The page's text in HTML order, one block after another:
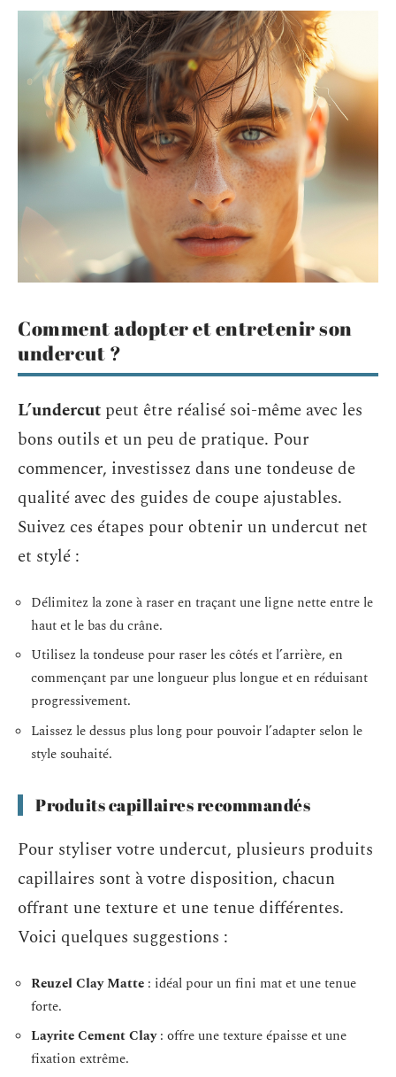
Comment adopter et entretenir son
undercut ?
L’undercut peut être réalisé soi-même avec les
bons outils et un peu de pratique. Pour
commencer, investissez dans une tondeuse de
qualité avec des guides de coupe ajustables.
Suivez ces étapes pour obtenir un undercut net
et stylé :
Délimitez la zone à raser en traçant une ligne nette entre le
haut et le bas du crâne.
Utilisez la tondeuse pour raser les côtés et l’arrière, en
commençant par une longueur plus longue et en réduisant
progressivement.
Laissez le dessus plus long pour pouvoir l’adapter selon le
style souhaité.
Produits capillaires recommandés
Pour styliser votre undercut, plusieurs produits
capillaires sont à votre disposition, chacun
offrant une texture et une tenue différentes.
Voici quelques suggestions :
Reuzel Clay Matte : idéal pour un fini mat et une tenue
forte.
Layrite Cement Clay: offre une texture épaisse et une
fixation extrême.